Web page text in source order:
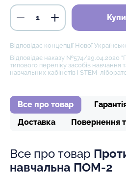
Відповідає концепції Нової
Відповідає наказу №574/29.04.2020
типового переліку засобів навчання
навчальних кабінетів і STEM-
Все про товар
Доставка
Повернення
Все про товар
навчальна ПОМ-2